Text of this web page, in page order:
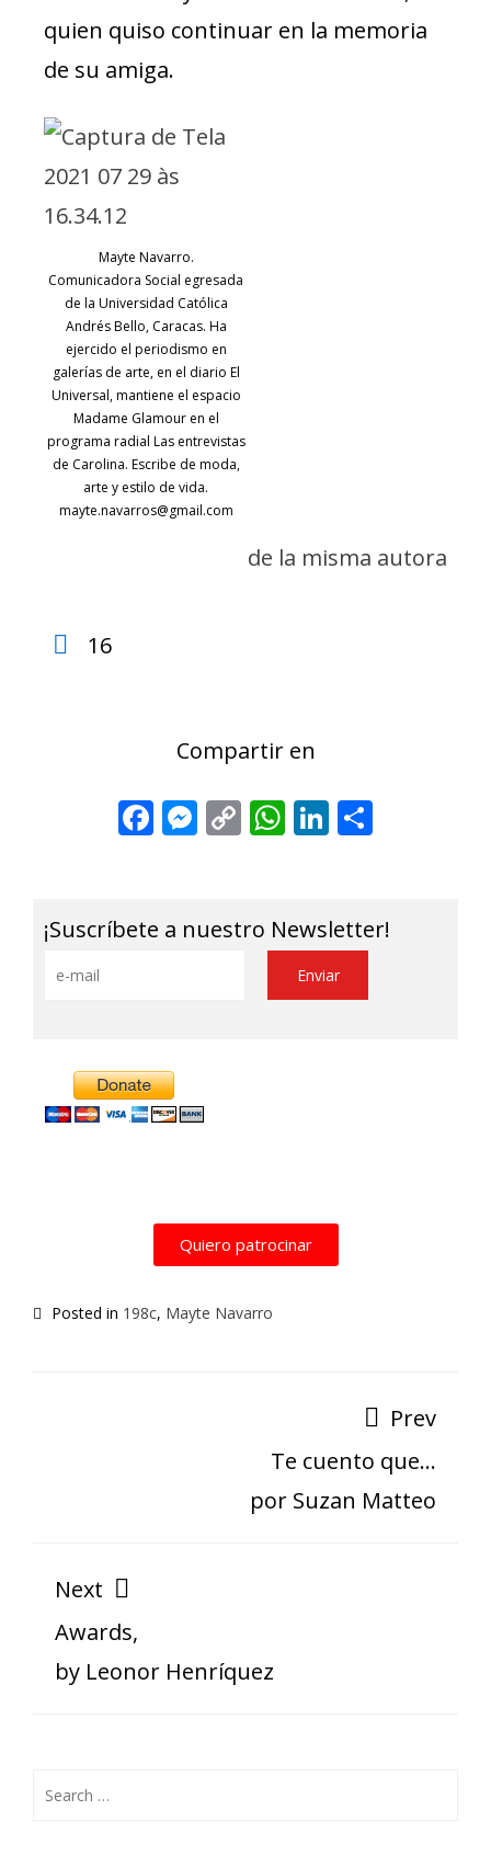
quien quiso continuar en la memoria
de su amiga.
Mayte Navarro.
Comunicadora Social egresada
de la Universidad Católica
Andrés Bello, Caracas. Ha
ejercido el periodismo en
galerías de arte, en el diario El
Universal, mantiene el espacio
Madame Glamour en el
programa radial Las entrevistas
de Carolina. Escribe de moda,
arte y estilo de vida.
mayte.navarros@gmail.com
de la misma autora
16
Compartir en
Facebook
Messenger
CopyWhatsApp
LinkedIn
¡Suscríbete a nuestro Newsletter!
Quiero patrocinar
Posted in 198c, Mayte Navarro
Prev
Te cuento que…
por Suzan Matteo
Next
Awards,
by Leonor Henríquez